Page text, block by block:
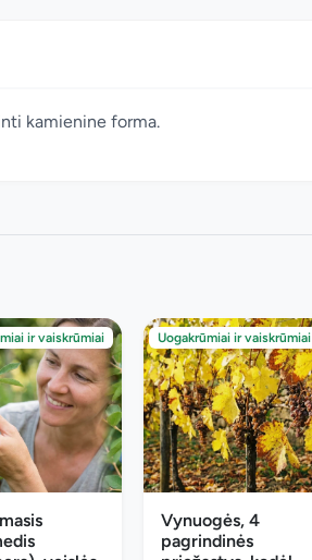
kamienine forma.
ir vaiskrūmiai Uogakrūmiai ir vaiskrūmiai
Vynuogės, 4
pagrindinės